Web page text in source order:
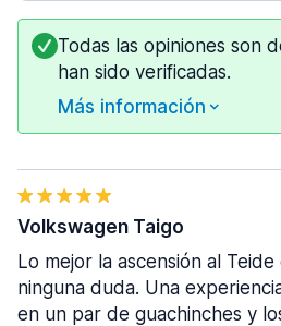
Todas las opiniones son
han sido verificadas.
Más información
Volkswagen Taigo
Lo mejor la ascensión al
ninguna duda. Una
en un par de guachinches y